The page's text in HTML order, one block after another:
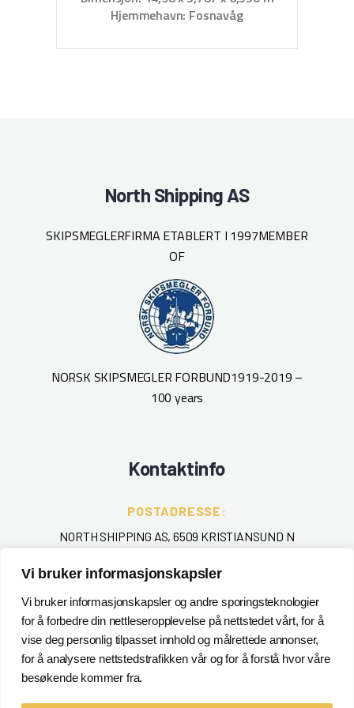
Vi bruker informasjonskapsler
Vi bruker informasjonskapsler og andre sporingsteknologier
for å forbedre din nettleseropplevelse på nettstedet vårt, for å
vise deg personlig tilpasset innhold og målrettede annonser,
for å analysere nettstedstrafikken vår og for å forstå hvor våre
besøkende kommer fra.
Hjemmehavn: Fosnavåg
North Shipping AS
SKIPSMEGLERFIRMA ETABLERT I 1997MEMBER
OF
NORSK SKIPSMEGLER FORBUND1919-2019 –
100 years
Kontaktinfo
POSTADRESSE:
NORTH SHIPPING AS, 6509 KRISTIANSUND N
TELEFON:
+ 47 715 40 000
EPOST :
POSTMASTER@NORTHSHIPPING.NO